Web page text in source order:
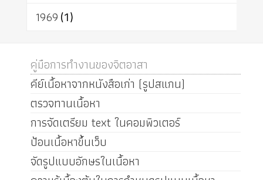
1969(1)
คู่มือการทำงานของจิตอาสา
คีย์เนื้อหาจากหนังสือเก่า (รูปสแกน)
ตรวจทานเนื้อหา
การจัดเตรียม text ในคอมพิวเตอร์
ป้อนเนื้อหาขึ้นเว็บ
จัดรูปแบบอักษรในเนื้อหา